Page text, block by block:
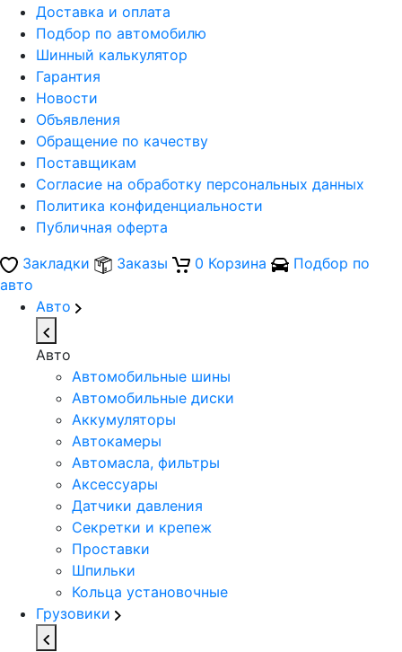
Доставка и оплата
Подбор по автомобилю
Шинный калькулятор
Гарантия
Новости
Объявления
Обращение по качеству
Поставщикам
Согласие на обработку персональных данных
Политика конфиденциальности
Публичная оферта
Закладки
Заказы 0 Корзина
Подбор по
авто
Авто
Авто
Автомобильные шины
Автомобильные диски
Аккумуляторы
Автокамеры
Автомасла, фильтры
Аксессуары
Датчики давления
Секретки и крепеж
Проставки
Шпильки
Кольца установочные
Грузовики